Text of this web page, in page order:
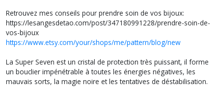
Retrouvez mes conseils pour prendre soin de vos bijoux:
https://lesangesdetao.com/post/347180991228/prendre-soin-de-
vos-bijoux
https://www.etsy.com/your/shops/me/pattern/blog/new
La Super Seven est un cristal de protection très puissant, il forme
un bouclier impénétrable à toutes les énergies négatives, les
mauvais sorts, la magie noire et les tentatives de déstabilisation.